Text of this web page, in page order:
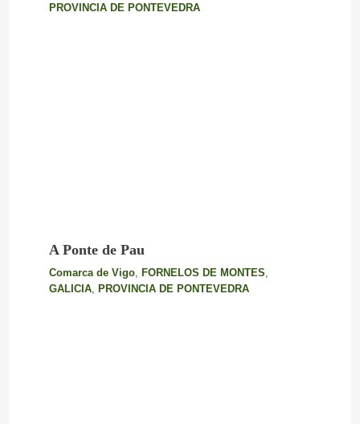
PROVINCIA DE PONTEVEDRA
A Ponte de Pau
Comarca de Vigo, FORNELOS DE MONTES,
GALICIA, PROVINCIA DE PONTEVEDRA